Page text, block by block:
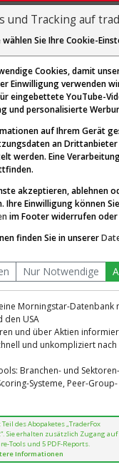
Funktion ist
Morningstar-Datenbank
den USA
und über Aktien
und unkompliziert
Branchen- und
Systeme, Peer-
des Abopaketes „TraderFox
Sie erhalten zusätzlich Zugang auf
Tools und 5 PDF-Reports.
Informationen
und Tracking auf
Sie Ihre Cookie-
Cookies, damit
Einwilligung verwenden
eingebettete YouTube-
und personalisierte
auf Ihrem Gerät
an
werden. Eine
akzeptieren, ablehnen
Ihre Einwilligung können
im Footer widerrufen oder
finden Sie in unserer
Nur Notwendige